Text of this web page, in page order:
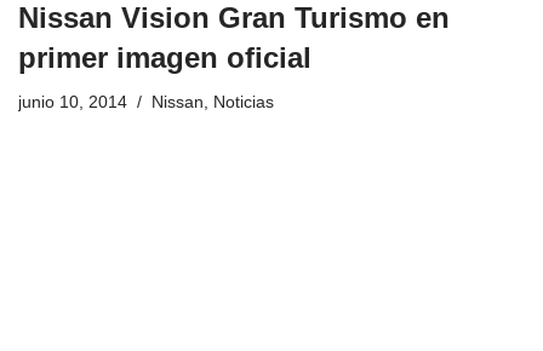
Nissan Vision Gran Turismo en
primer imagen oficial
junio 10, 2014 Nissan, Noticias